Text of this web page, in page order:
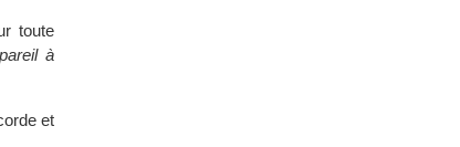
toute
à
et